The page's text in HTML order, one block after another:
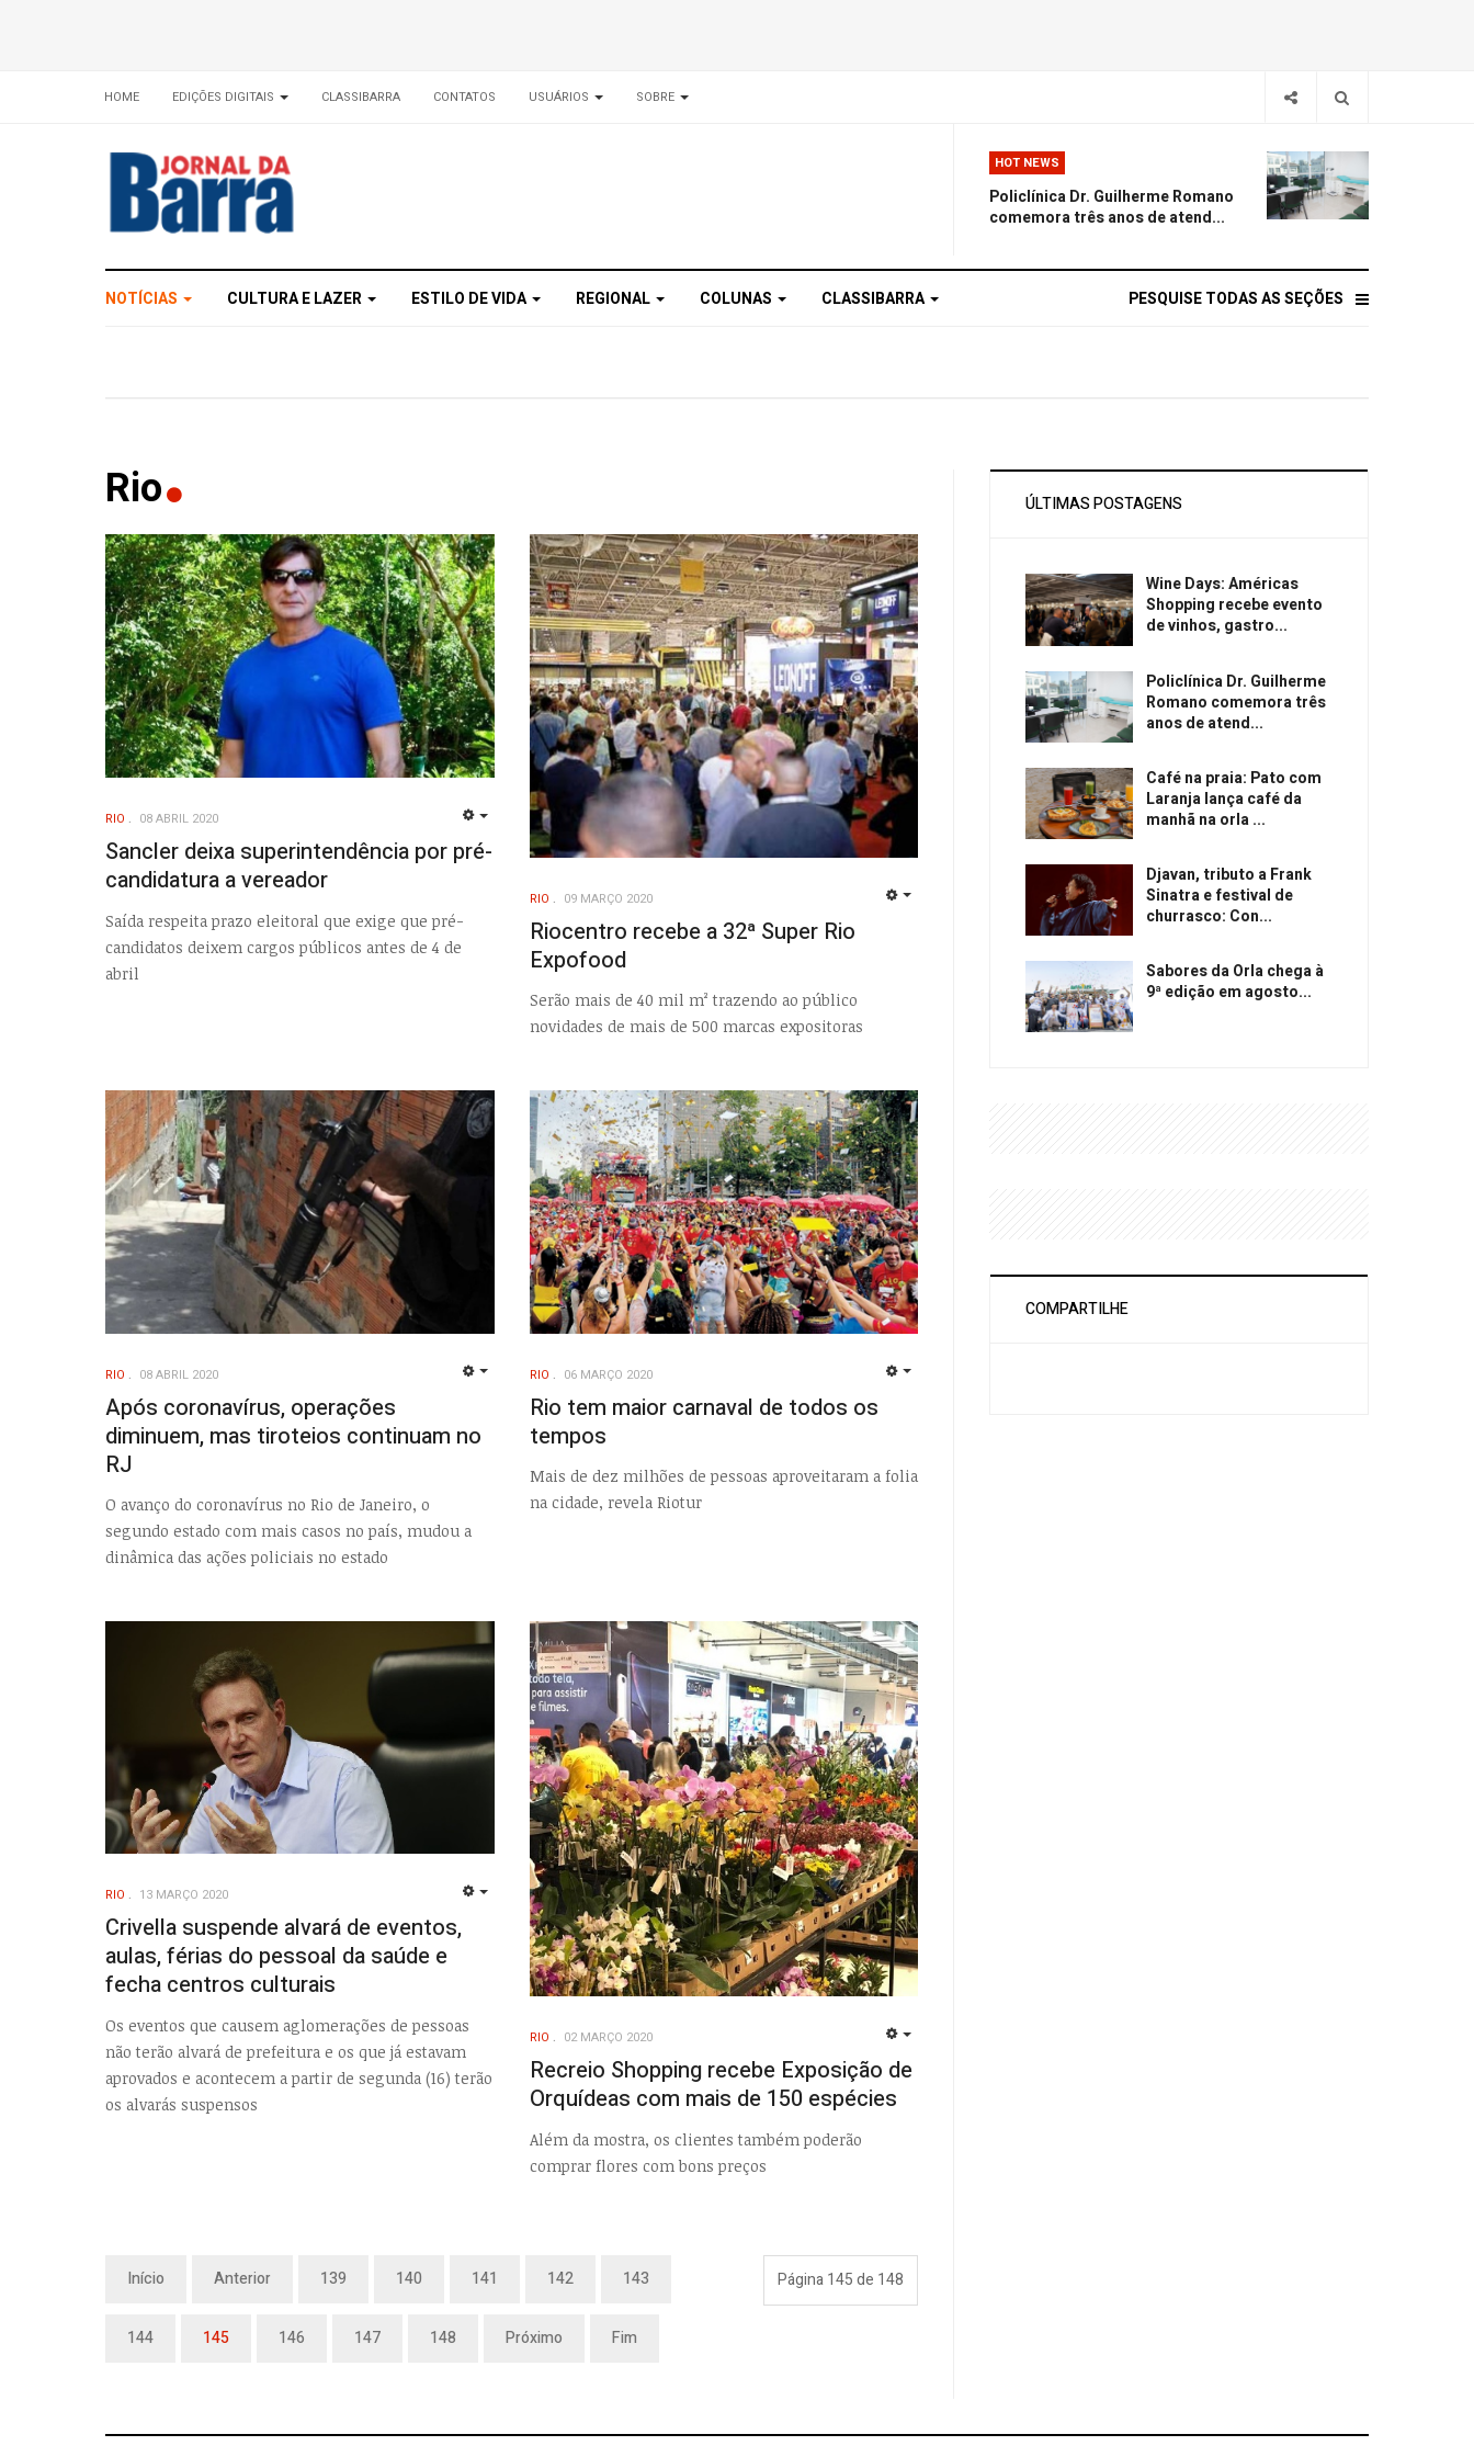
HOME EDIÇÕES DIGITAIS CLASSIBARRA CONTATOS USUÁRIOS SOBRE
HOT NEWS
Policlínica Dr. Guilherme Romano
comemora três anos de atend...
NOTÍCIAS CULTURA E LAZER ESTILO DE VIDA REGIONAL COLUNAS CLASSIBARRA PESQUISE TODAS AS SEÇÕES
Rio
RIO 08 ABRIL 2020
Sancler deixa superintendência por pré-
candidatura a vereador
Saída respeita prazo eleitoral que exige que pré-
candidatos deixem cargos públicos antes de 4 de
abril
RIO 09 MARÇO 2020
Riocentro recebe a 32ª Super Rio
Expofood
Serão mais de 40 mil m² trazendo ao público
novidades de mais de 500 marcas expositoras
RIO 08 ABRIL 2020
Após coronavírus, operações
diminuem, mas tiroteios continuam no
RJ
O avanço do coronavírus no Rio de Janeiro, o
segundo estado com mais casos no país, mudou a
dinâmica das ações policiais no estado
RIO 06 MARÇO 2020
Rio tem maior carnaval de todos os
tempos
Mais de dez milhões de pessoas aproveitaram a folia
na cidade, revela Riotur
RIO 13 MARÇO 2020
Crivella suspende alvará de eventos,
aulas, férias do pessoal da saúde e
fecha centros culturais
Os eventos que causem aglomerações de pessoas
não terão alvará de prefeitura e os que já estavam
aprovados e acontecem a partir de segunda (16) terão
os alvarás suspensos
RIO 02 MARÇO 2020
Recreio Shopping recebe Exposição de
Orquídeas com mais de 150 espécies
Além da mostra, os clientes também poderão
comprar flores com bons preços
Página 145 de 148
Início Anterior 139 140 141 142 143
144 145 146 147 148 Próximo Fim
ÚLTIMAS POSTAGENS
Wine Days: Américas
Shopping recebe evento
de vinhos, gastro...
Policlínica Dr. Guilherme
Romano comemora três
anos de atend...
Café na praia: Pato com
Laranja lança café da
manhã na orla ...
Djavan, tributo a Frank
Sinatra e festival de
churrasco: Con...
Sabores da Orla chega à
9ª edição em agosto...
COMPARTILHE